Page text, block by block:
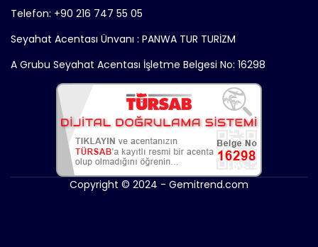
Telefon: +90 216 747 55 05
Seyahat Acentası Ünvanı : PANWA TUR TURİZM
A Grubu Seyahat Acentası İşletme Belgesi No: 16298
Copyright © 2024 - Gemitrend.com